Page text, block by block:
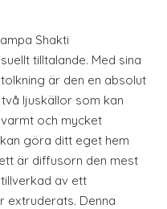
Shakti
tilltalande. Med sina
är den en absolut
ljuskällor som kan
och mycket
göra ditt eget hem
är diffusorn den mest
av ett
extruderats. Denna